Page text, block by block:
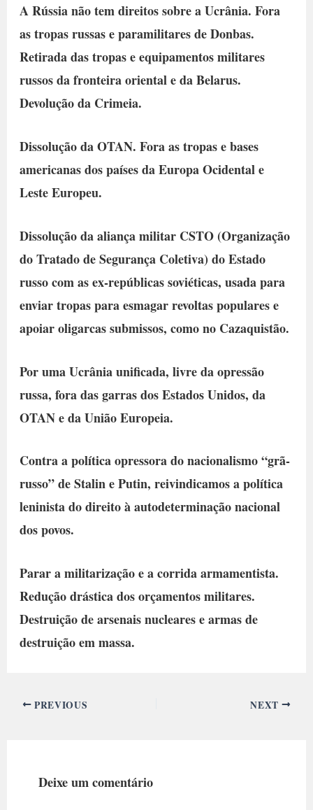
A Rússia não tem direitos sobre a Ucrânia. Fora
as tropas russas e paramilitares de Donbas.
Retirada das tropas e equipamentos militares
russos da fronteira oriental e da Belarus.
Devolução da Crimeia.
Dissolução da OTAN. Fora as tropas e bases
americanas dos países da Europa Ocidental e
Leste Europeu.
Dissolução da aliança militar CSTO (Organização
do Tratado de Segurança Coletiva) do Estado
russo com as ex-repúblicas soviéticas, usada para
enviar tropas para esmagar revoltas populares e
apoiar oligarcas submissos, como no Cazaquistão.
Por uma Ucrânia unificada, livre da opressão
russa, fora das garras dos Estados Unidos, da
OTAN e da União Europeia.
Contra a política opressora do nacionalismo “grã-
russo” de Stalin e Putin, reivindicamos a política
leninista do direito à autodeterminação nacional
dos povos.
Parar a militarização e a corrida armamentista.
Redução drástica dos orçamentos militares.
Destruição de arsenais nucleares e armas de
destruição em massa.
PREVIOUS NEXT
Deixe um comentário